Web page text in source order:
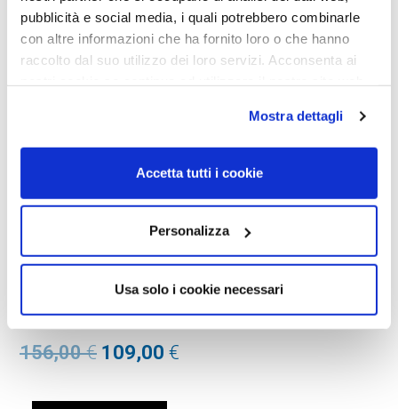
pubblicità e social media, i quali potrebbero combinarle
con altre informazioni che ha fornito loro o che hanno
raccolto dal suo utilizzo dei loro servizi. Acconsenta ai
Mostra dettagli
Accetta tutti i cookie
Personalizza
Usa solo i cookie necessari
OCCHIALE DA VISTA
OAKLEY OX8166 WHEEL
156,00€ 109,00 €